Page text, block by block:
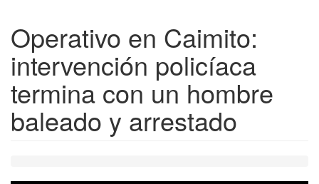
Operativo en Caimito:
intervención policíaca
termina con un hombre
baleado y arrestado